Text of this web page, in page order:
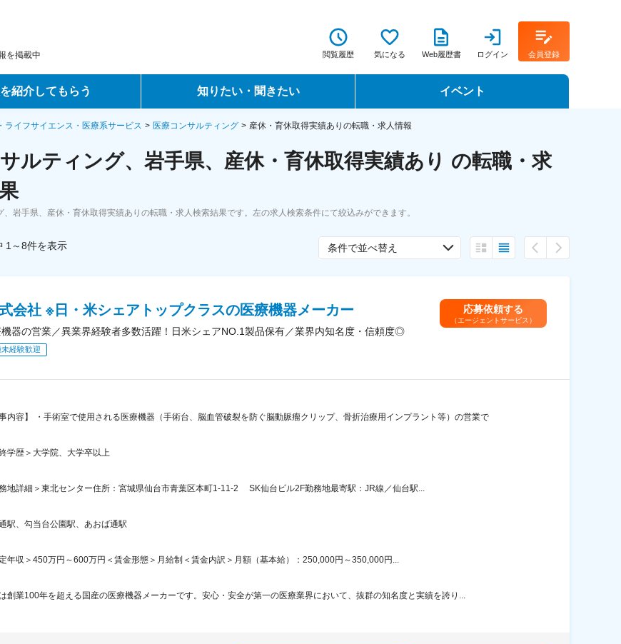
を掲載中 閲覧履歴 気になる Web履歴書 ログイン 会員登録
紹介してもらう
ービス
ス
ジェントサービス
知りたい・聞きたい
転職ノウハウ
データで見る転職
イベント
転職イベント・転職セミナー
転職フェア
ライフサイエンス・医療系サービス 医療コンサルティング 産休・育休取得実績ありの転職・求人情報
ルティング、岩手県、産休・育休取得実績あり の転職・求
、岩手県、産休・育休取得実績ありの転職・求人検索結果です。左の求人検索条件にて絞込みができます。
1～8件を表示 条件で並べ替え
会社 ※日・米シェアトップクラスの医療機器メーカー
機器の営業／異業界経験者多数活躍！日米シェアNO.1製品保有／業界内知名度・信頼度◎
経験歓迎
応募依頼する
（エージェントサービス）
事内容】 ・手術室で使用される医療機器（手術台、脳血管破裂を防ぐ脳動脈瘤クリップ、骨折治療用インプラント等）の営業で
学歴＞大学院、大学卒以上
地詳細＞東北センター住所：宮城県仙台市青葉区本町1-11-2 SK仙台ビル2F勤務地最寄駅：JR線／仙台駅...
駅、勾当台公園駅、あおば通駅
年収＞450万円～600万円＜賃金形態＞月給制＜賃金内訳＞月額（基本給）：250,000円～350,000円...
創業100年を超える国産の医療機器メーカーです。安心・安全が第一の医療業界において、抜群の知名度と実績を誇り...